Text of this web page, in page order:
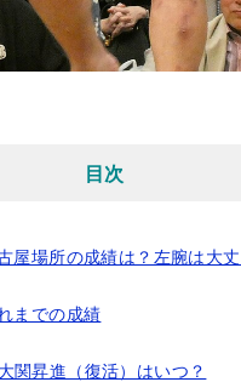
目次
屋場所の成績は？左腕は大丈
までの成績
関昇進（復活）はいつ？